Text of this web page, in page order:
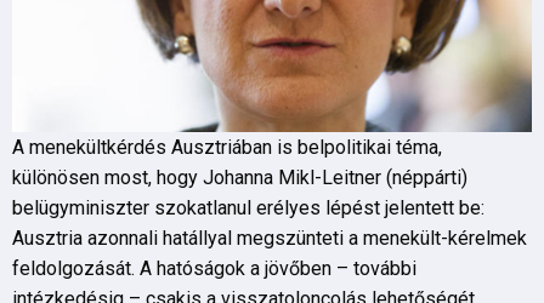
A menekültkérdés Ausztriában is belpolitikai téma,
különösen most, hogy Johanna Mikl-Leitner (néppárti)
belügyminiszter szokatlanul erélyes lépést jelentett be:
Ausztria azonnali hatállyal megszünteti a menekült-kérelmek
feldolgozását. A hatóságok a jövőben – további
intézkedésig – csakis a visszatoloncolás lehetőségét